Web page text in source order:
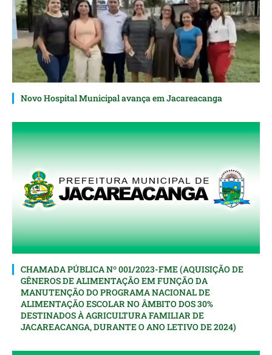
Novo Hospital Municipal avança em Jacareacanga
CHAMADA PÚBLICA Nº 001/2023-FME (AQUISIÇÃO DE
GÊNEROS DE ALIMENTAÇÃO EM FUNÇÃO DA
MANUTENÇÃO DO PROGRAMA NACIONAL DE
ALIMENTAÇÃO ESCOLAR NO ÂMBITO DOS 30%
DESTINADOS À AGRICULTURA FAMILIAR DE
JACAREACANGA, DURANTE O ANO LETIVO DE 2024)